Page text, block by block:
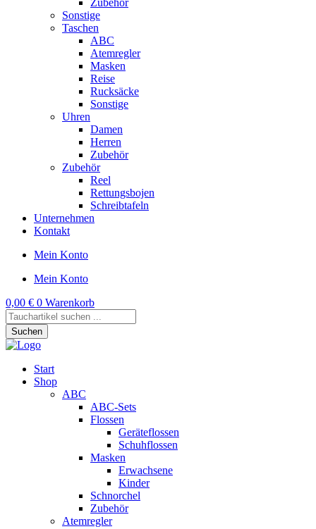
Zubehör
Sonstige
Taschen
ABC
Atemregler
Masken
Reise
Rucksäcke
Sonstige
Uhren
Damen
Herren
Zubehör
Zubehör
Reel
Rettungsbojen
Schreibtafeln
Unternehmen
Kontakt
Mein Konto
Mein Konto
0,00 € 0 Warenkorb
Products
search
Suchen
Start
Shop
ABC
ABC-Sets
Flossen
Geräteflossen
Schuhflossen
Masken
Erwachsene
Kinder
Schnorchel
Zubehör
Atemregler